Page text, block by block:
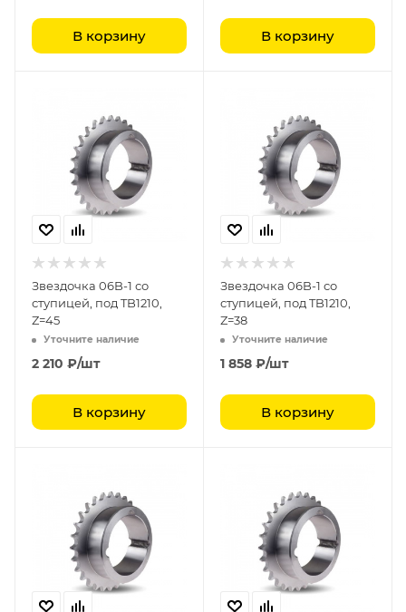
В корзину В корзину
Звездочка 06B-1 со
ступицей, под TB1210,
Z=45
Уточните наличие
2 210 ₽/шт
В корзину
Звездочка 06B-1 со
ступицей, под TB1210,
Z=38
Уточните наличие
1 858 ₽/шт
В корзину